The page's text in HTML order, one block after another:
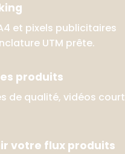
et pixels publicitaires
UTM prête.
produits
de qualité, vidéos
votre flux produits